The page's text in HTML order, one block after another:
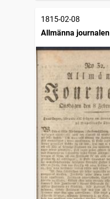
1815-02-08
Allmänna journalen